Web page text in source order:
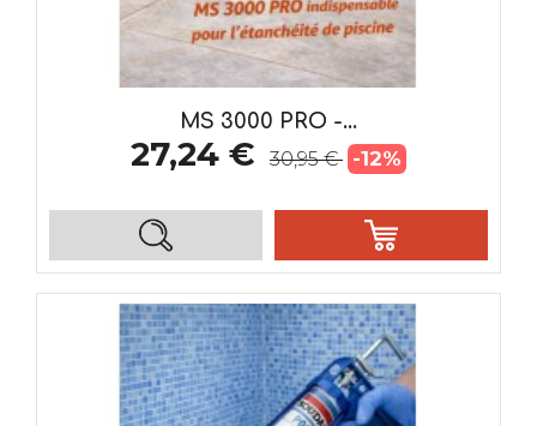
MS 3000 PRO -...
27,24 € 30,95 € -12%